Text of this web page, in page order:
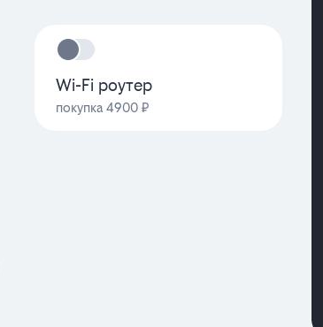
Wi-Fi роутер
покупка 4900 ₽